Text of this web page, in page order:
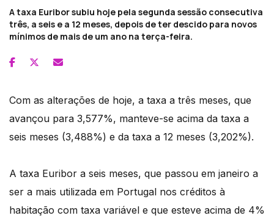
A taxa Euribor subiu hoje pela segunda sessão consecutiva
três, a seis e a 12 meses, depois de ter descido para novos
mínimos de mais de um ano na terça-feira.
Com as alterações de hoje, a taxa a três meses, que
avançou para 3,577%, manteve-se acima da taxa a
seis meses (3,488%) e da taxa a 12 meses (3,202%).
A taxa Euribor a seis meses, que passou em janeiro a
ser a mais utilizada em Portugal nos créditos à
habitação com taxa variável e que esteve acima de 4%